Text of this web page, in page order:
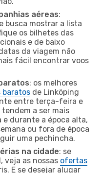
aéreas:
busca mostrar a lista
os bilhetes das
e de baixo
da viagem não
fácil encontrar voos
: os melhores
baratos de Linköping
entre terça-feira e
a ser mais
e durante a época alta,
ou fora de época
uma pechincha.
na cidade: se
veja as nossas ofertas
E se desejar alugar